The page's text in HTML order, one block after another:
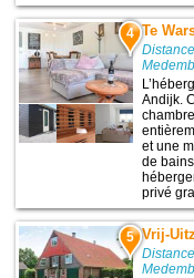
4 Te
Andijk.
et une
de
privé
5 Vrij-